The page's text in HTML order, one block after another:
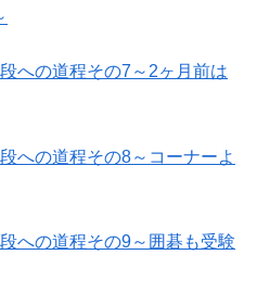
への道程その7～2ヶ月前は
への道程その8～コーナーよ
への道程その9～囲碁も受験